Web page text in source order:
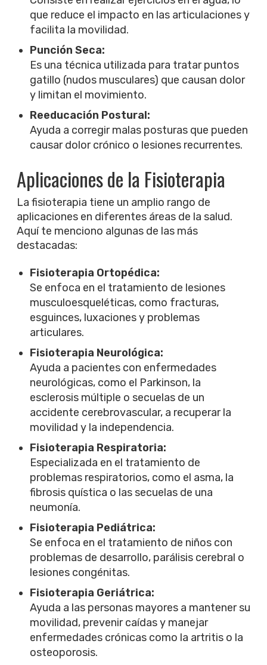
que reduce el impacto en las articulaciones y
facilita la movilidad.
Punción Seca:
Es una técnica utilizada para tratar puntos
gatillo (nudos musculares) que causan dolor
y limitan el movimiento.
Reeducación Postural:
Ayuda a corregir malas posturas que pueden
causar dolor crónico o lesiones recurrentes.
Aplicaciones de la Fisioterapia
La fisioterapia tiene un amplio rango de
aplicaciones en diferentes áreas de la salud.
Aquí te menciono algunas de las más
destacadas:
Fisioterapia Ortopédica:
Se enfoca en el tratamiento de lesiones
musculoesqueléticas, como fracturas,
esguinces, luxaciones y problemas
articulares.
Fisioterapia Neurológica:
Ayuda a pacientes con enfermedades
neurológicas, como el Parkinson, la
esclerosis múltiple o secuelas de un
accidente cerebrovascular, a recuperar la
movilidad y la independencia.
Fisioterapia Respiratoria:
Especializada en el tratamiento de
problemas respiratorios, como el asma, la
fibrosis quística o las secuelas de una
neumonía.
Fisioterapia Pediátrica:
Se enfoca en el tratamiento de niños con
problemas de desarrollo, parálisis cerebral o
lesiones congénitas.
Fisioterapia Geriátrica:
Ayuda a las personas mayores a mantener su
movilidad, prevenir caídas y manejar
enfermedades crónicas como la artritis o la
osteoporosis.